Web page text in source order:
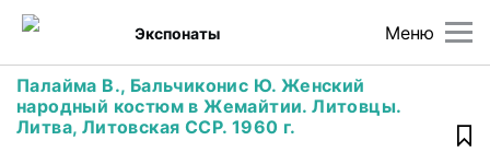
Меню
Экспонаты
Палайма В., Бальчиконис Ю. Женский
народный костюм в Жемайтии. Литовцы.
Литва, Литовская ССР. 1960 г.